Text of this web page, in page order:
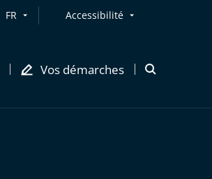
FR Accessibilité
Vos démarches
Ouvrir